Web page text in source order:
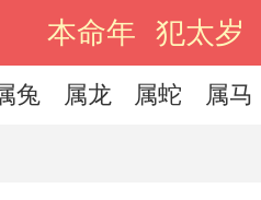
本命年 犯太岁
兔 属龙 属蛇 属马